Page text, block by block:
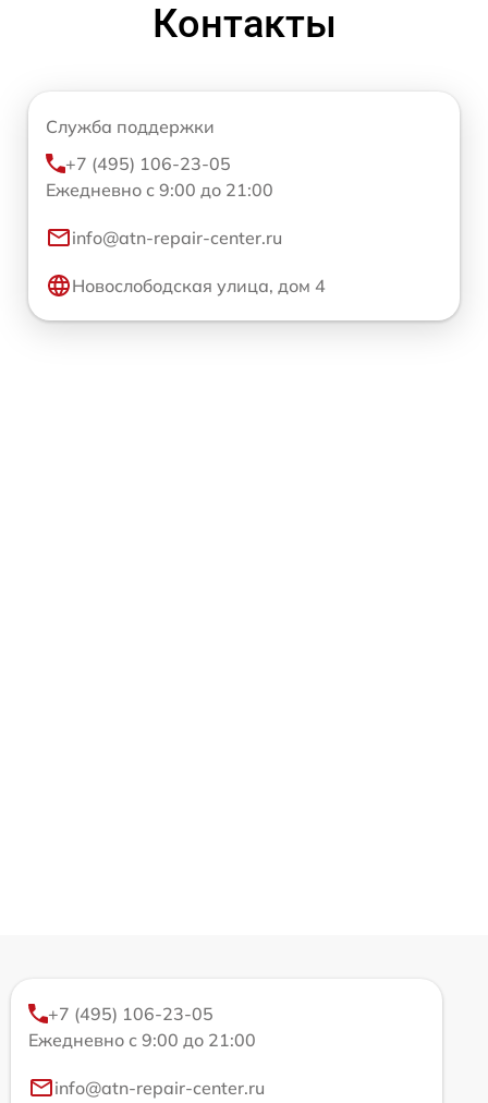
Контакты
Служба поддержки
+7 (495) 106-23-05
Ежедневно с 9:00 до 21:00
info@atn-repair-center.ru
Новослободская улица, дом 4
+7 (495) 106-23-05
Ежедневно с 9:00 до 21:00
info@atn-repair-center.ru